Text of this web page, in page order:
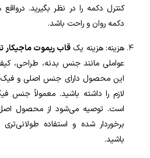
کنترل دکمه را در نظر بگیرید. درواقع
دکمه روان و راحت باشد.
هزینه: هزینه یک قاب ریموت ماجیکار
عواملی مانند جنس بدنه، طراحی،
این محصول دارای جنس اصلی و
لازم را داشته باشید. معمولاً جنس
است. توصیه می‌شود از محصول اصل
برخوردار شده و استفاده
باشید.